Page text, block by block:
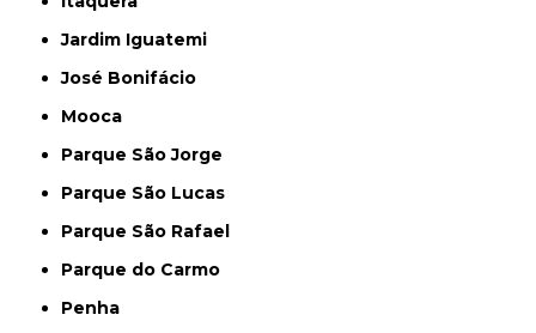
Jardim Iguatemi
José Bonifácio
Mooca
Parque São Jorge
Parque São Lucas
Parque São Rafael
Parque do Carmo
Penha